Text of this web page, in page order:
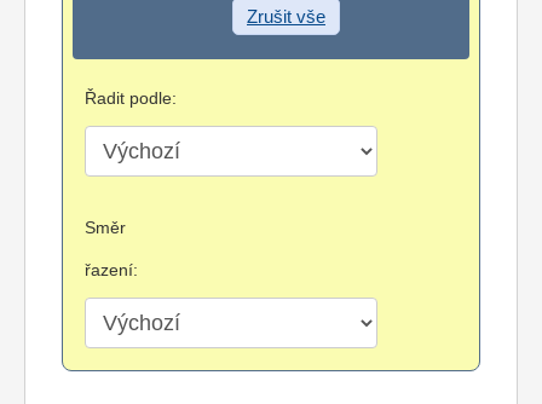
Zrušit vše
Řadit podle:
Směr
řazení: